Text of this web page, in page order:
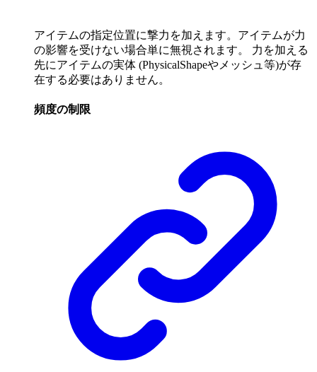
アイテムの指定位置に撃力を加えます。アイテムが力
の影響を受けない場合単に無視されます。 力を加える
先にアイテムの実体 (PhysicalShapeやメッシュ等)が存
在する必要はありません。
頻度の制限